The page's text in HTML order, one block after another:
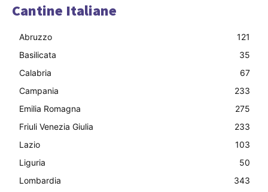
Cantine Italiane
Abruzzo
121
Basilicata
35
Calabria
67
Campania
233
Emilia Romagna
275
Friuli Venezia Giulia
233
Lazio
103
Liguria
50
Lombardia
343